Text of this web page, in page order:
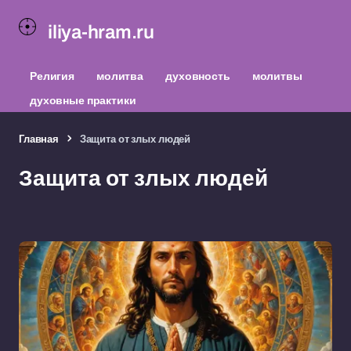
iliya-hram.ru
Религия молитва духовность
молитвы
духовные практики
Главная Защита от злых людей
Защита от злых людей